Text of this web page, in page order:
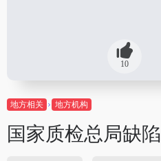
10
地方相关 地方机构
国家质检总局缺